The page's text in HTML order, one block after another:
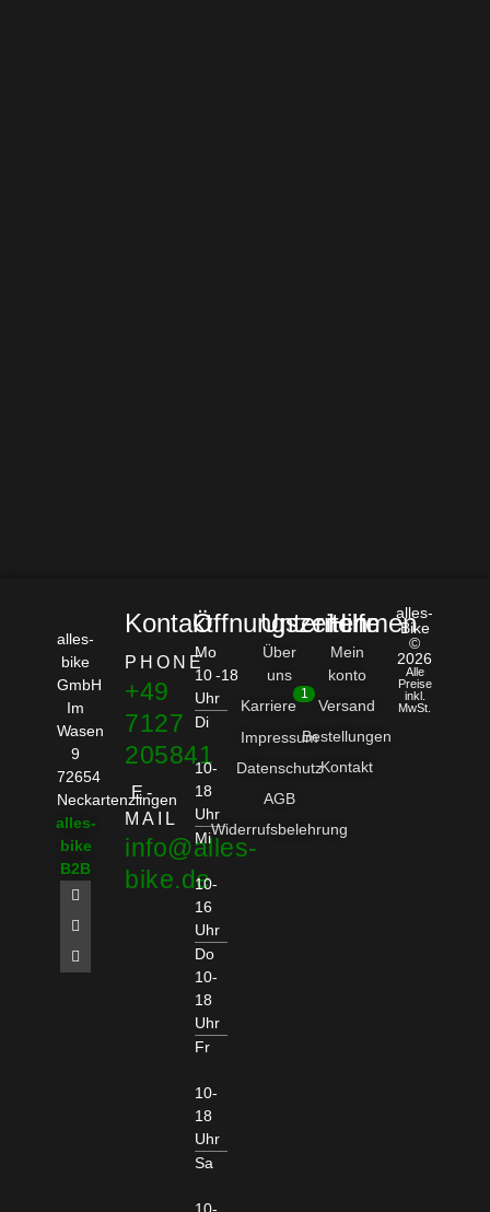
alles-
bike
GmbH
Im
Wasen
9
72654
Neckartenzlingen
alles-
bike
B2B
Kontakt
PHONE
+49
7127
205841
E-
MAIL
info@alles-
bike.de
Öffnungszeiten
Mo
10 -18
Uhr
Di
10-
18
Uhr
Mi
10-
16
Uhr
Do
10-
18
Uhr
Fr
10-
18
Uhr
Sa
Unternehmen
Über
uns
Karriere
1
Impressum
Datenschutz
AGB
Widerrufsbelehrung
Hilfe
Mein
konto
Versand
Bestellungen
Kontakt
alles-
Bike
©
2026
Alle
Preise
inkl.
MwSt.